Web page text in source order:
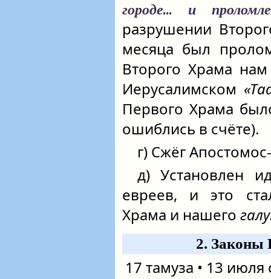
городе... и
разрушении
месяца был
Второго Храма
Иерусалимском
Первого Храма
ошиблись в счёте).
г) Сжёг
д) Установлен
евреев, и это
Храма и нашего
2. Законы
17 тамуза • 13